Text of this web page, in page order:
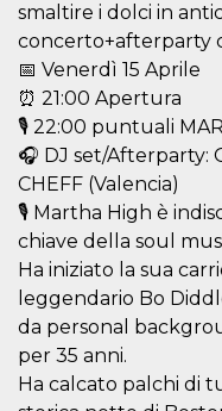
smaltire i dolci in
concerto+afterparty
📅 Venerdì 15 Aprile
⏰ 21:00 Apertura
🎙️ 22:00 puntuali
🎧 DJ set/Afterparty:
CHEFF (Valencia)
🎙️ Martha High è
chiave della soul
Ha iniziato la sua
leggendario Bo
da personal
per 35 anni.
Ha calcato palchi di
wordpress_test_cookie